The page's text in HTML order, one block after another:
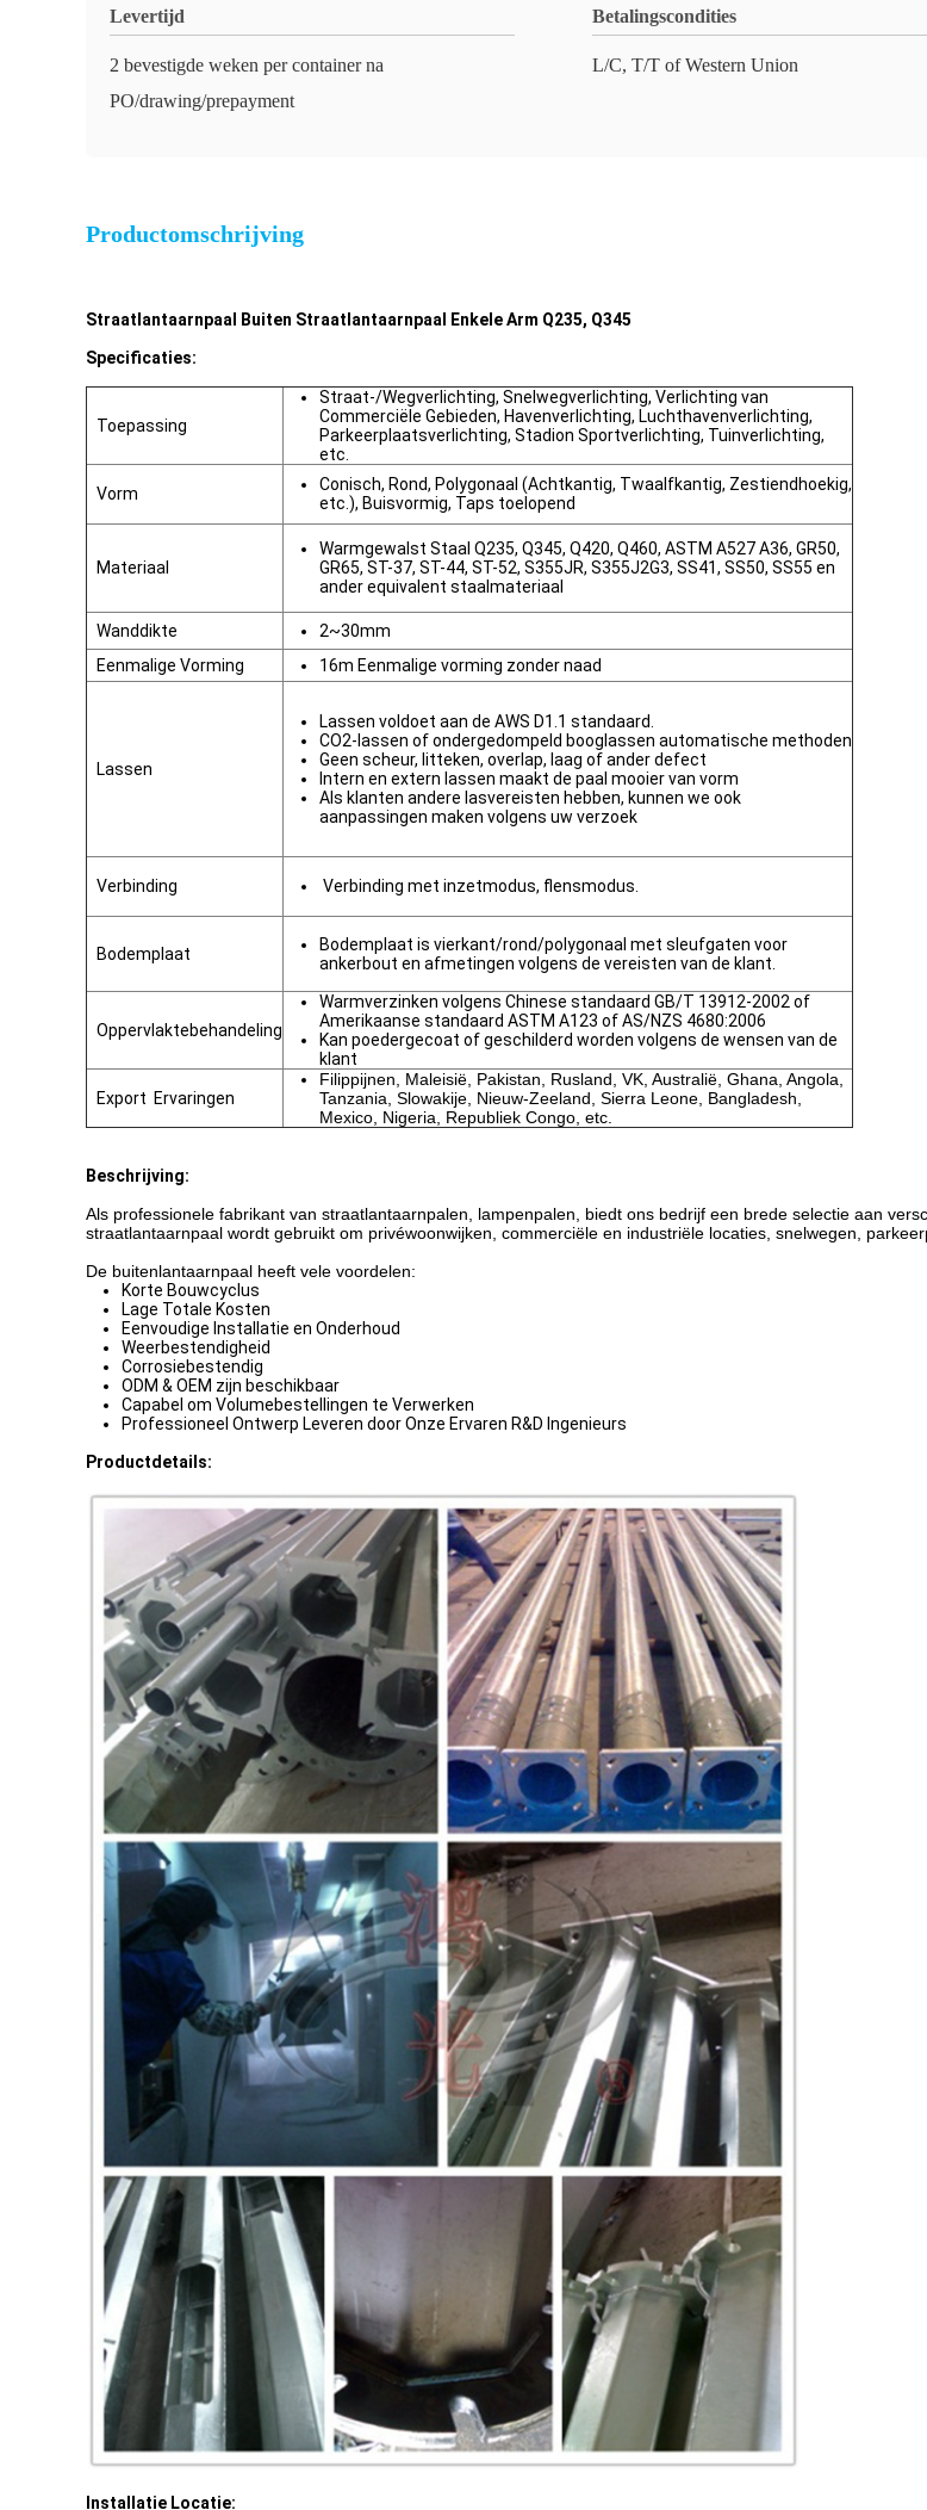
Levertijd
2 bevestigde weken per container na
PO/drawing/prepayment
Betalingscondities
L/C, T/T of Western Union
Productomschrijving
Straatlantaarnpaal Buiten Straatlantaarnpaal Enkele Arm Q235, Q345
Specificaties:
Toepassing
Straat-/Wegverlichting, Snelwegverlichting, Verlichting van
Commerciële Gebieden, Havenverlichting, Luchthavenverlichting,
Parkeerplaatsverlichting, Stadion Sportverlichting, Tuinverlichting,
etc.
Vorm
Conisch, Rond, Polygonaal (Achtkantig, Twaalfkantig, Zestiendhoekig,
etc.), Buisvormig, Taps toelopend
Materiaal
Warmgewalst Staal Q235, Q345, Q420, Q460, ASTM A527 A36, GR50,
GR65, ST-37, ST-44, ST-52, S355JR, S355J2G3, SS41, SS50, SS55 en
ander equivalent staalmateriaal
Wanddikte
2~30mm
Eenmalige Vorming
16m Eenmalige vorming zonder naad
Lassen
Lassen voldoet aan de AWS D1.1 standaard.
CO2-lassen of ondergedompeld booglassen automatische methoden
Geen scheur, litteken, overlap, laag of ander defect
Intern en extern lassen maakt de paal mooier van vorm
Als klanten andere lasvereisten hebben, kunnen we ook
aanpassingen maken volgens uw verzoek
Verbinding Verbinding met inzetmodus, flensmodus.
Bodemplaat
Bodemplaat is vierkant/rond/polygonaal met sleufgaten voor
ankerbout en afmetingen volgens de vereisten van de klant.
Oppervlaktebehandeling
Warmverzinken volgens Chinese standaard GB/T 13912-2002 of
Amerikaanse standaard ASTM A123 of AS/NZS 4680:2006
Kan poedergecoat of geschilderd worden volgens de wensen van de
klant
Export Ervaringen
Filippijnen, Maleisië, Pakistan, Rusland, VK, Australië, Ghana, Angola,
Tanzania, Slowakije, Nieuw-Zeeland, Sierra Leone, Bangladesh,
Mexico, Nigeria, Republiek Congo, etc.
Beschrijving:
Als professionele fabrikant van straatlantaarnpalen, lampenpalen, biedt ons bedrijf een brede selectie aan
straatlantaarnpaal wordt gebruikt om privéwoonwijken, commerciële en industriële locaties, snelwegen,
De buitenlantaarnpaal heeft vele voordelen:
Korte Bouwcyclus
Lage Totale Kosten
Eenvoudige Installatie en Onderhoud
Weerbestendigheid
Corrosiebestendig
ODM & OEM zijn beschikbaar
Capabel om Volumebestellingen te Verwerken
Professioneel Ontwerp Leveren door Onze Ervaren R&D Ingenieurs
Productdetails:
Installatie Locatie: